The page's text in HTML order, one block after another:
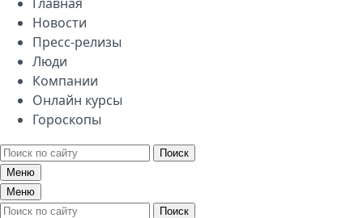
Новости
Пресс-релизы
Люди
Компании
Онлайн курсы
Гороскопы
Поиск
Меню
Меню
Поиск